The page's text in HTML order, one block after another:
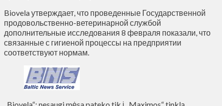
Biovela утверждает, что проведенные Государственной
продовольственно-ветеринарной службой
дополнительные исследования 8 февраля показали, что
связанные с гигиеной процессы на предприятии
соответствуют нормам.